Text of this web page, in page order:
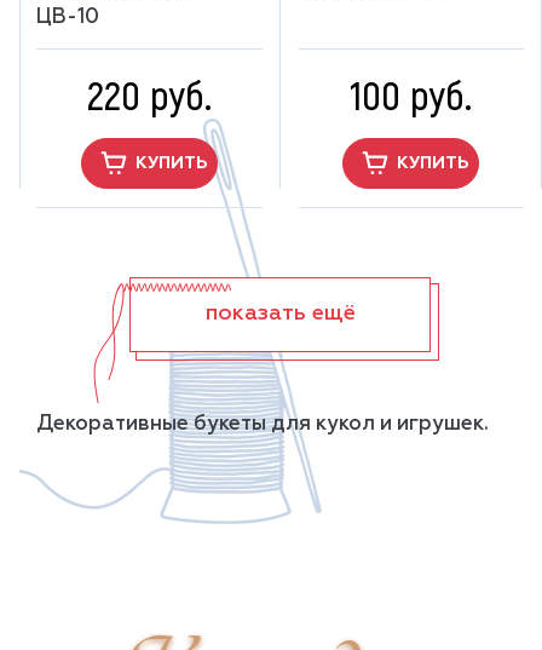
ЦВ-10
220 руб.
КУПИТЬ
100 руб.
КУПИТЬ
показать ещё
Декоративные букеты для кукол и игрушек.